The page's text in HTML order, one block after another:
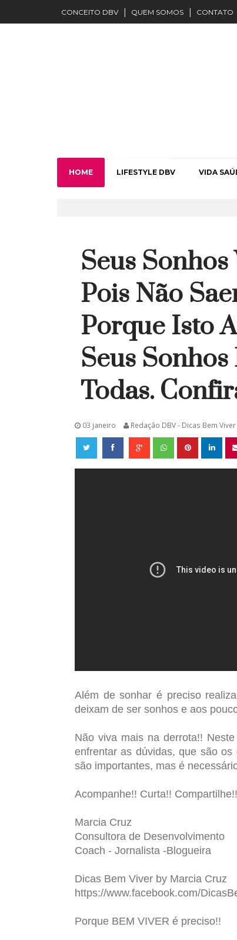
CONCEITO DBV QUEM SOMOS CONTATO
HOME LIFESTYLE DBV VIDA
Seus
Pois Não
Porque Isto
Seus
Todas.
03 janeiro Redação DBV - Dicas Bem Viver
Além de sonhar é preciso
deixam de ser sonhos e aos
Não viva mais na derrota!!
enfrentar as dúvidas, que são
são importantes, mas é
Acompanhe!! Curta!! Compartilhe!!
Marcia Cruz
Consultora de Desenvolvimento
Coach - Jornalista -Blogueira
Dicas Bem Viver by Marcia Cruz
https://www.facebook.com/
Porque BEM VIVER é preciso!!